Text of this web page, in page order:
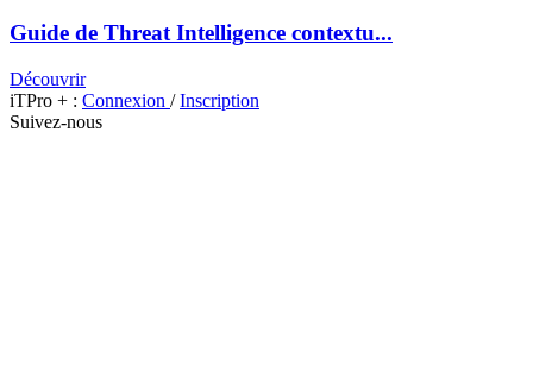
Guide de Threat Intelligence contextu...
Découvrir
iTPro + : Connexion /Inscription
Suivez-nous